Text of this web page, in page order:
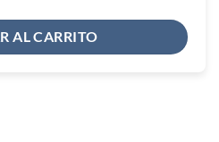
AL CARRITO